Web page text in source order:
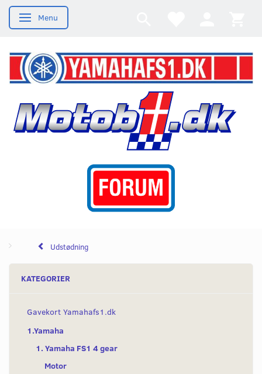
Skifte navigation
Menu
Udstødning
KATEGORIER
Gavekort Yamahafs1.dk
1.Yamaha
1. Yamaha FS1 4 gear
Motor